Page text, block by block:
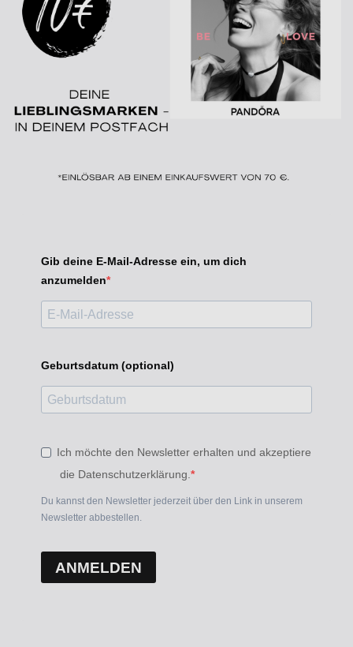
Gib deine E-Mail-Adresse ein, um dich
anzumelden
Geburtsdatum (optional)
Ich möchte den Newsletter erhalten und akzeptiere
die Datenschutzerklärung.
Du kannst den Newsletter jederzeit über den Link in unserem
Newsletter abbestellen.
ANMELDEN